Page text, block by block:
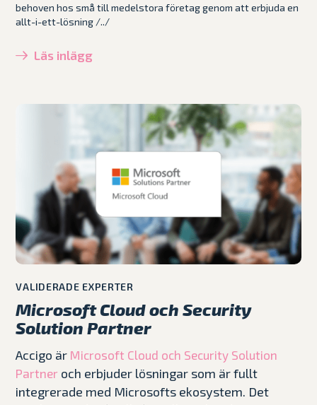
behoven hos små till medelstora företag genom att erbjuda en
allt-i-ett-lösning /../
Läs inlägg
VALIDERADE EXPERTER
Microsoft Cloud och Security
Solution Partner
Accigo är Microsoft Cloud och Security Solution
Partner och erbjuder lösningar som är fullt
integrerade med Microsofts ekosystem. Det